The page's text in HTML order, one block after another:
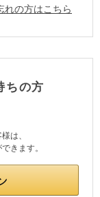
れの方はこちら
ちの方
は、
きます。